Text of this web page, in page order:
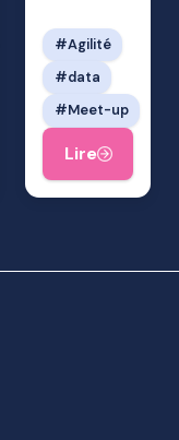
Agilité
data
Meet-up
Lire